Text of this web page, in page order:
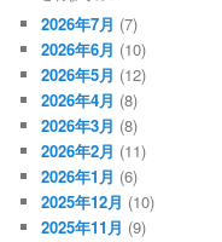
2026年7月 (7)
2026年6月 (10)
2026年5月 (12)
2026年4月 (8)
2026年3月 (8)
2026年2月 (11)
2026年1月 (6)
2025年12月 (10)
2025年11月 (9)